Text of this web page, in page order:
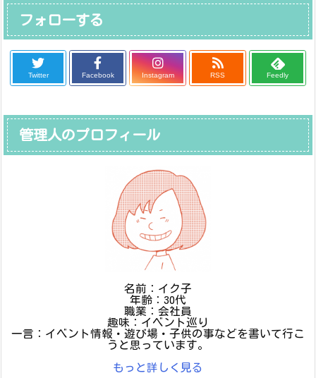
フォローする
Twitter Facebook Instagram RSS Feedly
管理人のプロフィール
名前：イク子
年齢：30代
職業：会社員
趣味：イベント巡り
一言：イベント情報・遊び場・子供の事などを書いて行こ
うと思っています。
もっと詳しく見る